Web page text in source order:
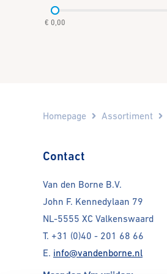
€ 0,00
Homepage Assortiment
Contact
Van den Borne B.V.
John F. Kennedylaan 79
NL-5555 XC Valkenswaard
T. +31 (0)40 - 201 68 66
E. info@vandenborne.nl